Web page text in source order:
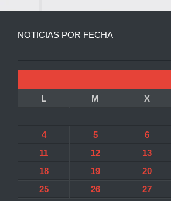
NOTICIAS POR FECHA
L
M X
4
5 6
11
12 13
18
19 20
25
26 27